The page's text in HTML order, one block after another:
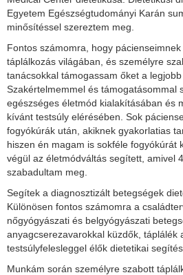
Egyetem Egészségtudományi Karán
minősítéssel szereztem meg.
Fontos számomra, hogy
táplálkozás világában, és személyre
tanácsokkal támogassam őket a
Szakértelmemmel és támogatásommal
egészséges életmód kialakításában és
kívánt testsúly elérésében. Sok
fogyókúrák után, akiknek gyakorlatias
hiszen én magam is sokféle fogyókúrát
végül az életmódváltás segített, amivel
szabadultam meg.
Segítek a diagnosztizált betegségek
Különösen fontos számomra a
nőgyógyászati és belgyógyászati
anyagcserezavarokkal küzdők, táplálék
testsúlyfelesleggel élők dietetikai
Munkám során személyre szabott